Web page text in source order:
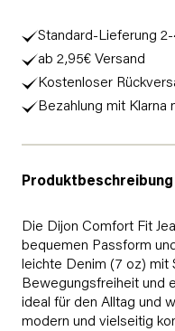
Standard-Lieferung
ab 2,95€ Versand
Kostenloser
Bezahlung mit Klarna
Produktbeschreibung
Die Dijon Comfort Fit
bequemen Passform
leichte Denim (7 oz)
Bewegungsfreiheit und
ideal für den Alltag und
modern und vielseitig